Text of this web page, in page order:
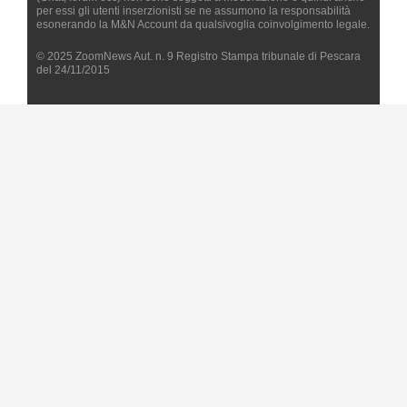
per essi gli utenti inserzionisti se ne assumono la responsabilità
esonerando la M&N Account da qualsivoglia coinvolgimento legale.
© 2025 ZoomNews Aut. n. 9 Registro Stampa tribunale di Pescara
del 24/11/2015